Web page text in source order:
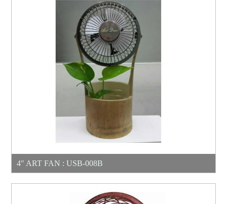
4" ART FAN : USB-008B